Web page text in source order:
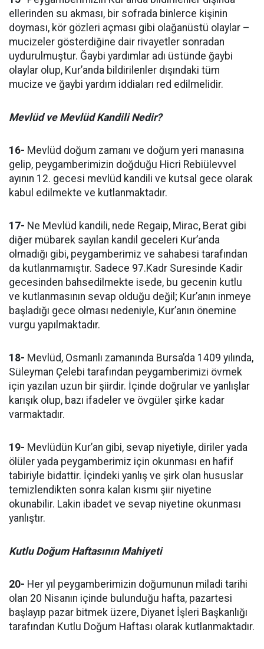
ellerinden su akması, bir sofrada binlerce kişinin
doyması, kör gözleri açması gibi olağanüstü olaylar –
mucizeler gösterdiğine dair rivayetler sonradan
uydurulmuştur. Ğaybi yardımlar adı üstünde ğaybi
olaylar olup, Kur’anda bildirilenler dışındaki tüm
mucize ve ğaybi yardım iddiaları red edilmelidir.
Mevlüd ve Mevlüd Kandili Nedir?
16- Mevlüd doğum zamanı ve doğum yeri manasına
gelip, peygamberimizin doğduğu Hicri Rebiülevvel
ayının 12. gecesi mevlüd kandili ve kutsal gece olarak
kabul edilmekte ve kutlanmaktadır.
17- Ne Mevlüd kandili, nede Regaip, Mirac, Berat gibi
diğer mübarek sayılan kandil geceleri Kur’anda
olmadığı gibi, peygamberimiz ve sahabesi tarafından
da kutlanmamıştır. Sadece 97.Kadr Suresinde Kadir
gecesinden bahsedilmekte isede, bu gecenin kutlu
ve kutlanmasının sevap olduğu değil; Kur’anın inmeye
başladığı gece olması nedeniyle, Kur’anın önemine
vurgu yapılmaktadır.
18- Mevlüd, Osmanlı zamanında Bursa’da 1409 yılında,
Süleyman Çelebi tarafından peygamberimizi övmek
için yazılan uzun bir şiirdir. İçinde doğrular ve yanlışlar
karışık olup, bazı ifadeler ve övgüler şirke kadar
varmaktadır.
19- Mevlüdün Kur’an gibi, sevap niyetiyle, diriler yada
ölüler yada peygamberimiz için okunması en hafif
tabiriyle bidattir. İçindeki yanlış ve şirk olan hususlar
temizlendikten sonra kalan kısmı şiir niyetine
okunabilir. Lakin ibadet ve sevap niyetine okunması
yanlıştır.
Kutlu Doğum Haftasının Mahiyeti
20- Her yıl peygamberimizin doğumunun miladi tarihi
olan 20 Nisanın içinde bulunduğu hafta, pazartesi
başlayıp pazar bitmek üzere, Diyanet İşleri Başkanlığı
tarafından Kutlu Doğum Haftası olarak kutlanmaktadır.